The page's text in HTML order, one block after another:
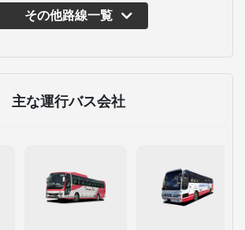
その他路線一覧
主な運行バス会社